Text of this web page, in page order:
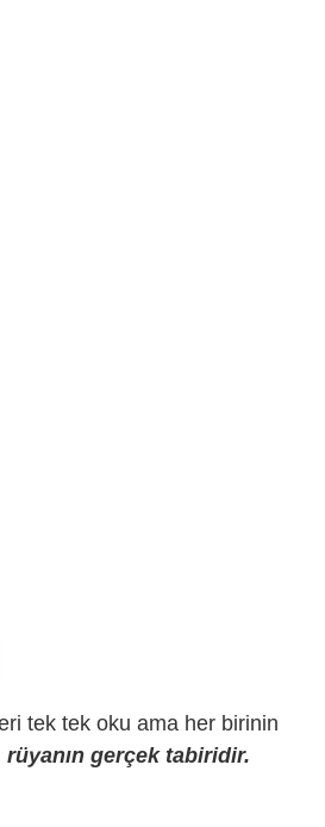
tek tek oku ama her birinin
gerçek tabiridir.